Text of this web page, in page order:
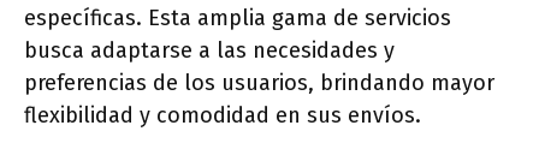
específicas. Esta amplia gama de servicios
busca adaptarse a las necesidades y
preferencias de los usuarios, brindando mayor
flexibilidad y comodidad en sus envíos.